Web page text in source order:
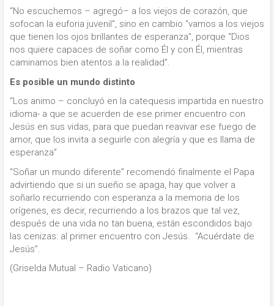
“No escuchemos – agregó– a los viejos de corazón, que
sofocan la euforia juvenil”, sino en cambio “vamos a los viejos
que tienen los ojos brillantes de esperanza”, porque “Dios
nos quiere capaces de soñar como Él y con Él, mientras
caminamos bien atentos a la realidad”.
Es posible un mundo distinto
“Los animo – concluyó en la catequesis impartida en nuestro
idioma- a que se acuerden de ese primer encuentro con
Jesús en sus vidas, para que puedan reavivar ese fuego de
amor, que los invita a seguirle con alegría y que es llama de
esperanza”
“Soñar un mundo diferente” recomendó finalmente el Papa
advirtiendo que si un sueño se apaga, hay que volver a
soñarlo recurriendo con esperanza a la memoria de los
orígenes, es decir, recurriendo a los brazos que tal vez,
después de una vida no tan buena, están escondidos bajo
las cenizas: al primer encuentro con Jesús. “Acuérdate de
Jesús”.
(Griselda Mutual – Radio Vaticano)